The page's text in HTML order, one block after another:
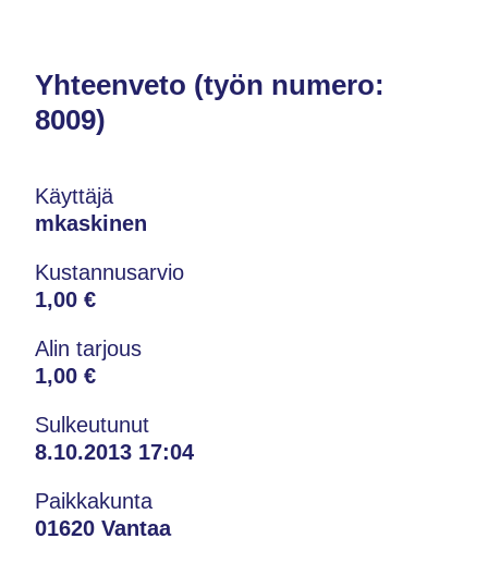
Yhteenveto (työn numero:
8009)
Käyttäjä
mkaskinen
Kustannusarvio
1,00 €
Alin tarjous
1,00 €
Sulkeutunut
8.10.2013 17:04
Paikkakunta
01620 Vantaa